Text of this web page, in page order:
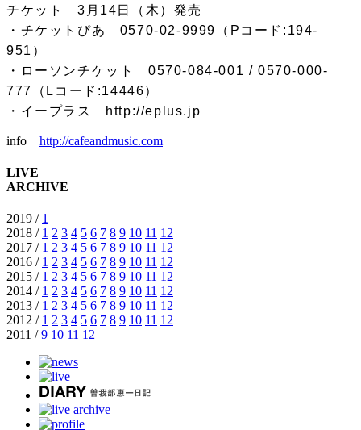
チケット 3月14日（木）発売
・チケットぴあ 0570-02-9999（Pコード:194-
951）
・ローソンチケット 0570-084-001 / 0570-000-
777（Lコード:14446）
・イープラス
http://eplus.jp
info http://cafeandmusic.com
LIVE
ARCHIVE
2019 / 1
2018 / 1 2 3 4 5 6 7 8 9 10 11 12
2017 / 1 2 3 4 5 6 7 8 9 10 11 12
2016 / 1 2 3 4 5 6 7 8 9 10 11 12
2015 / 1 2 3 4 5 6 7 8 9 10 11 12
2014 / 1 2 3 4 5 6 7 8 9 10 11 12
2013 / 1 2 3 4 5 6 7 8 9 10 11 12
2012 / 1 2 3 4 5 6 7 8 9 10 11 12
2011 /9 10 11 12